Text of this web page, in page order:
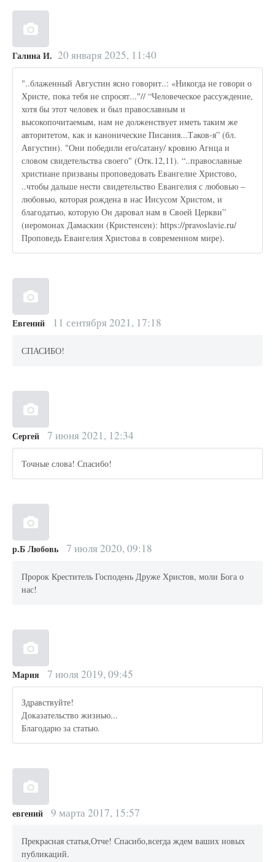
Галина И. 20 января 2025, 11:40
"..блаженный Августин ясно говорит..: «Никогда не говори о
Христе, пока тебя не спросят..."// “Человеческое рассуждение,
хотя бы этот человек и был православным и
высокопочитаемым, нам не долженствует иметь таким же
авторитетом, как и канонические Писания...Таков-я” (бл.
Августин). "Они победили его/сатану/ кровию Агнца и
словом свидетельства своего" (Отк.12,11). “..православные
христиане призваны проповедовать Евангелие Христово,
..чтобы дальше нести свидетельство Евангелия с любовью –
любовью, которая рождена в нас Иисусом Христом, и
благодатью, которую Он даровал нам в Своей Церкви”
(иеромонах Дамаскин (Кристенсен): https://pravoslavie.ru/
Проповедь Евангелия Христова в современном мире).
Евгений 11 сентября 2021, 17:18
СПАСИБО!
Сергей 7 июня 2021, 12:34
Точные слова! Спасибо!
р.Б Любовь 7 июля 2020, 09:18
Пророк Креститель Господень Друже Христов, моли Бога о
нас!
Мария 7 июля 2019, 09:45
Здравствуйте!
Доказательство жизнью...
Благодарю за статью.
евгений 9 марта 2017, 15:57
Прекрасная статья,Отче! Спасибо,всегда ждем ваших новых
публикаций.